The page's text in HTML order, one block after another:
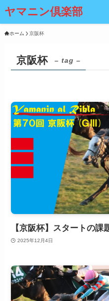
ヤマニン倶楽部
ホーム 京阪杯
京阪杯 – tag –
【京阪杯】スタートの
2025年12月4日